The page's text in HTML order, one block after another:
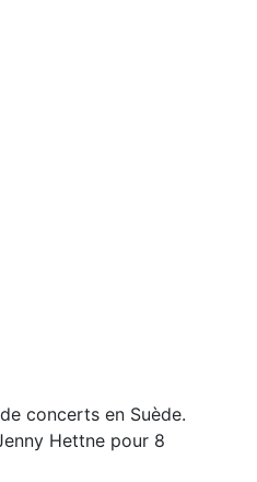
concerts en Suède.
Hettne pour 8